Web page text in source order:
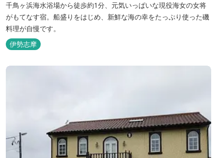
千鳥ヶ浜海水浴場から徒歩約1分、元気いっぱいな現役海女の女将
がもてなす宿。船盛りをはじめ、新鮮な海の幸をたっぷり使った磯
料理が自慢です。
伊勢志摩